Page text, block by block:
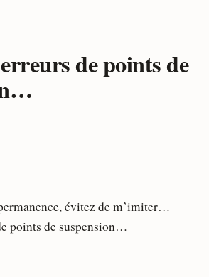
de points de
évitez de m’imiter…
points de suspension…